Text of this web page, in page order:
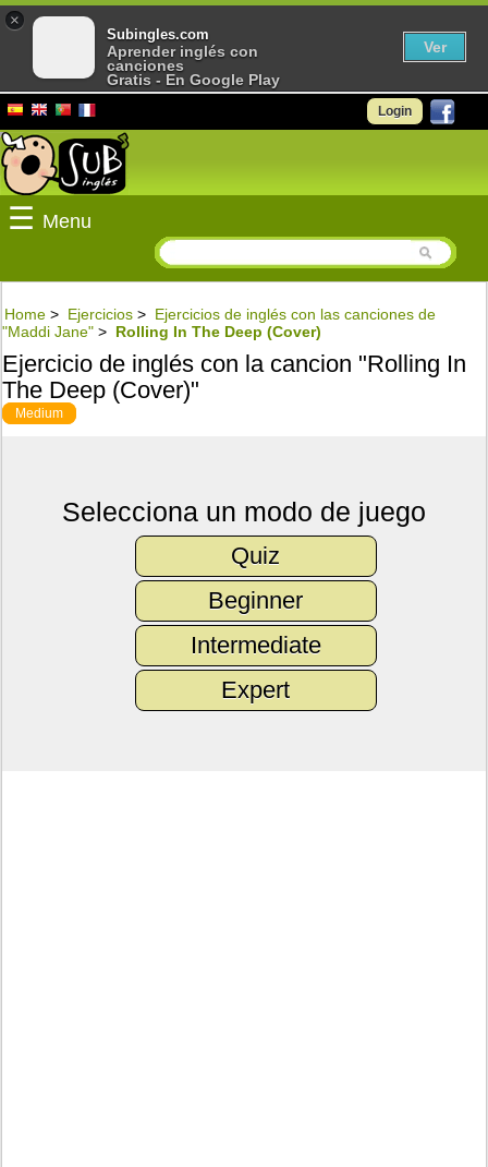
Login
☰ Menu
Home > Ejercicios > Ejercicios de inglés con las canciones de
"Maddi Jane" > Rolling In The Deep (Cover)
Ejercicio de inglés con la cancion "Rolling In
The Deep (Cover)"
Medium
Selecciona un modo de juego
Quiz
Beginner
Intermediate
Expert
×
Subingles.com
Aprender inglés con
canciones
Gratis - En Google Play
Ver